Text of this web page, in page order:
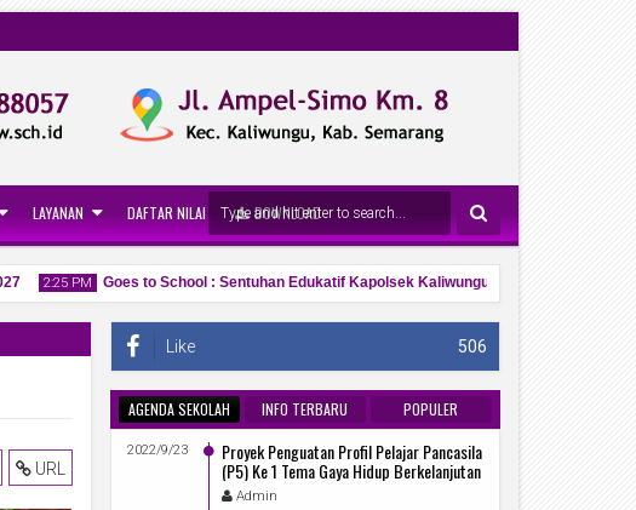
LAYANAN DAFTAR NILAI DOWNLOAD
2:25 PM
27
Goes to School : Sentuhan Edukatif Kapolsek Kaliwungu Antisipasi Mayday dan
URL
506
Like
AGENDA SEKOLAH INFO TERBARU POPULER
Proyek Penguatan Profil Pelajar Pancasila
(P5) Ke 1 Tema Gaya Hidup Berkelanjutan
Admin
2022/9/23